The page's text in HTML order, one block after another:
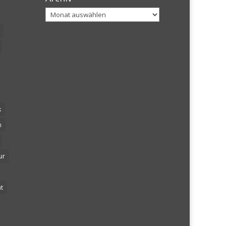
Archiv